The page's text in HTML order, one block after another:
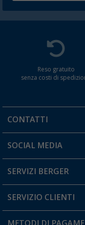
Reso gratuito
senza costi di
CONTATTI
Orari di apertura del
Hai una domanda?
SOCIAL MEDIA
SERVIZI BERGER
Diventare rivenditori
Il mio Account
SERVIZIO CLIENTI